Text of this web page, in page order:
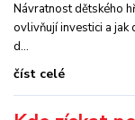
Návratnost dětského
ovlivňují investici a jak
d...
číst celé